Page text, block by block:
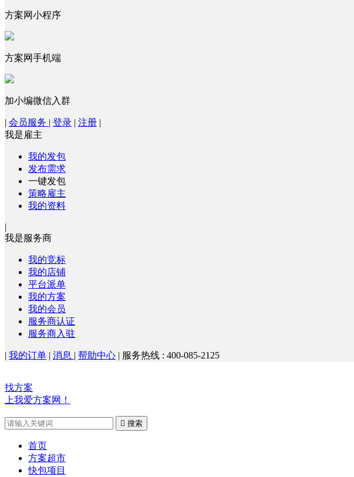
方案网小程序
方案网手机端
加小编微信入群
| 会员服务 | 登录 | 注册 |
我是雇主
我的发包
发布需求
一键发包
策略雇主
我的资料
|
我是服务商
我的竞标
我的店铺
平台派单
我的方案
我的会员
服务商认证
服务商入驻
| 我的订单 | 消息 | 帮助中心 | 服务热线 : 400-085-2125
找方案
上我爱方案网！
 搜索
首页
方案超市
快包项目